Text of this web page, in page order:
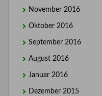
November 2016
Oktober 2016
September 2016
August 2016
Januar 2016
Dezember 2015